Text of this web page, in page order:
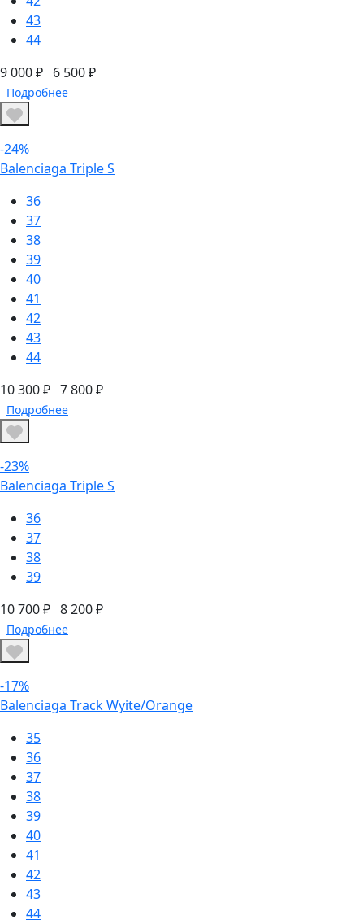
43
44
9 000 ₽ 6 500 ₽
Подробнее
-24%
Balenciaga Triple S
36
37
38
39
40
41
42
43
44
10 300 ₽ 7 800 ₽
Подробнее
-23%
Balenciaga Triple S
36
37
38
39
10 700 ₽ 8 200 ₽
Подробнее
-17%
Balenciaga Track Wyite/Orange
35
36
37
38
39
40
41
42
43
44